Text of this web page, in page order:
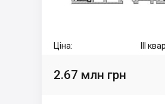
Ціна: III
2.67 млн грн